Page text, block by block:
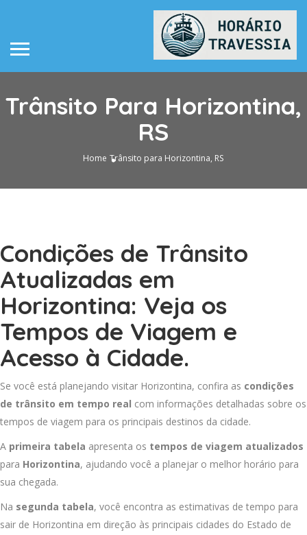
Trânsito Para Horizontina,
RS
Home Trânsito para Horizontina, RS
Condições de Trânsito
Atualizadas em
Horizontina: Veja os
Tempos de Viagem e
Acesso à Cidade.
Se você está planejando visitar Horizontina, confira as condições
de trânsito em tempo real com informações detalhadas sobre os
tempos de viagem para os principais destinos da cidade.
A primeira tabela apresenta os tempos de viagem atualizados
para Horizontina, ajudando você a planejar o melhor horário para
sua chegada.
Na segunda tabela, você encontra as estimativas de tempo para
sair de Horizontina em direção às principais cidades do Estado de